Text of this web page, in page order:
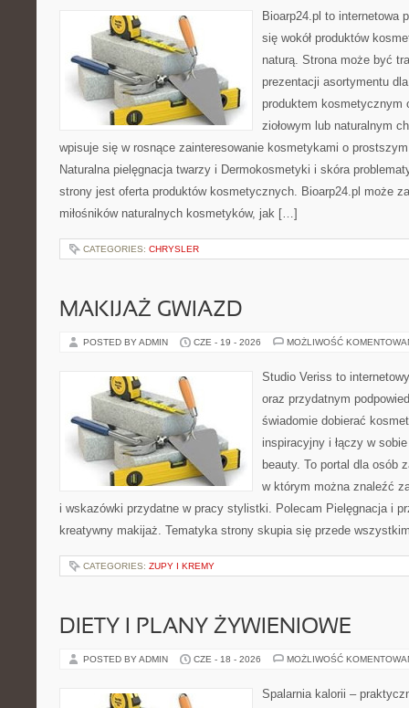
Bioarp24.pl to internetowa
się wokół produktów
naturą. Strona może być
prezentacji asortymentu
produktem kosmetycznym
ziołowym lub naturalnym
wpisuje się w rosnące zainteresowanie kosmetykami o
Naturalna pielęgnacja twarzy i Dermokosmetyki i skóra
strony jest oferta produktów kosmetycznych. Bioarp24.pl może
miłośników naturalnych kosmetyków, jak […]
CATEGORIES: CHRYSLER
MAKIJAŻ GWIAZD
POSTED BY ADMIN CZE - 19 - 2026 MOŻLIWOŚĆ
Studio Veriss to
oraz przydatnym
świadomie dobierać
inspiracyjny i łączy w
beauty. To portal dla osób
w którym można znaleźć
i wskazówki przydatne w pracy stylistki. Polecam Pielęgnacja i
kreatywny makijaż. Tematyka strony skupia się przede
CATEGORIES: ZUPY I KREMY
DIETY I PLANY ŻYWIENIOWE
POSTED BY ADMIN CZE - 18 - 2026 MOŻLIWOŚĆ
Spalarnia kalorii –